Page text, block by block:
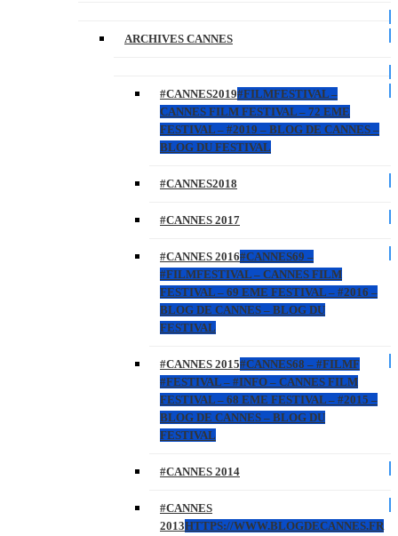
ARCHIVES CANNES
#CANNES2019#FILMFESTIVAL –
CANNES FILM FESTIVAL – 72 EME
FESTIVAL – #2019 – BLOG DE CANNES –
BLOG DU FESTIVAL
#CANNES2018
#CANNES 2017
#CANNES 2016#CANNES69 –
#FILMFESTIVAL – CANNES FILM
FESTIVAL – 69 EME FESTIVAL – #2016 –
BLOG DE CANNES – BLOG DU
FESTIVAL
#CANNES 2015#CANNES68 – #FILMF
#FESTIVAL – #INFO – CANNES FILM
FESTIVAL – 68 EME FESTIVAL – #2015 –
BLOG DE CANNES – BLOG DU
FESTIVAL
#CANNES 2014
#CANNES
2013HTTPS://WWW.BLOGDECANNES.FR